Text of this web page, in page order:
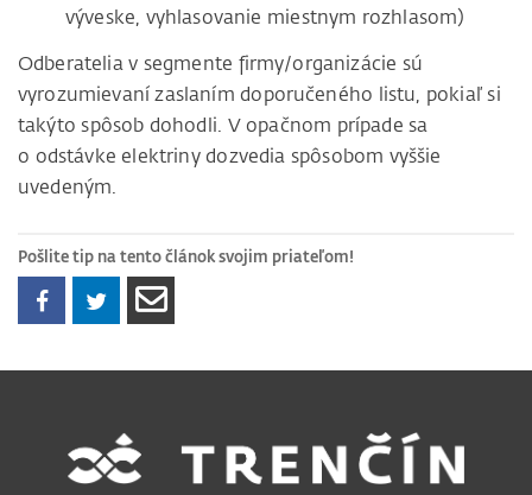
výveske, vyhlasovanie miestnym rozhlasom)
Odberatelia v segmente firmy/organizácie sú
vyrozumievaní zaslaním doporučeného listu, pokiaľ si
takýto spôsob dohodli. V opačnom prípade sa
o odstávke elektriny dozvedia spôsobom vyššie
uvedeným.
Pošlite tip na tento článok svojim priateľom!